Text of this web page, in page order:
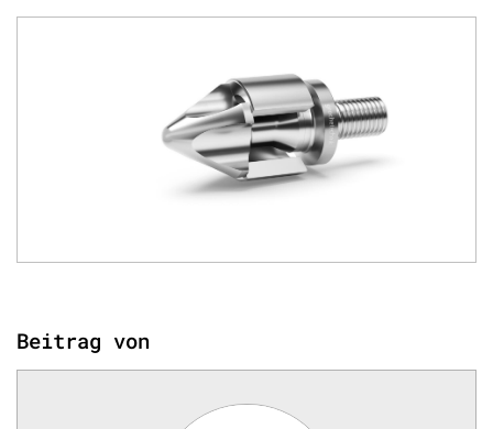
Beitrag von